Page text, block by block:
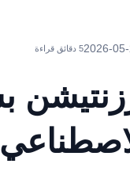
2026-5 دقائق قراءة